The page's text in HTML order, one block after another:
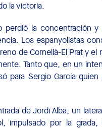
la victoria.
perdió la concentración
Los espanyolistas
de Cornellà-El Prat y
Tanto que, en un
para Sergio García
de Jordi Alba, un
impulsado por la